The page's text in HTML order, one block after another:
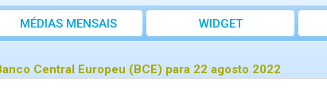
MÉDIAS MENSAIS WIDGET
Central Europeu (BCE) para 22 agosto 2022